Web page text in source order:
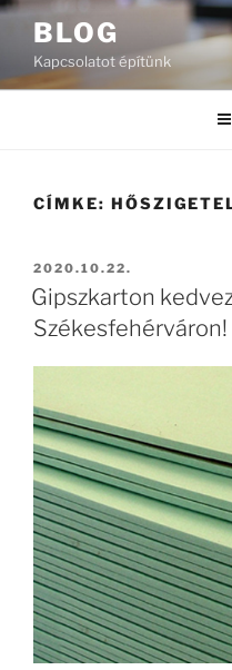
Tartalomhoz
BLOG
Kapcsolatot építünk
CÍMKE:
BEKÜLDVE:
2020.10.22.
Gipszkarton
Székesfehérváron!